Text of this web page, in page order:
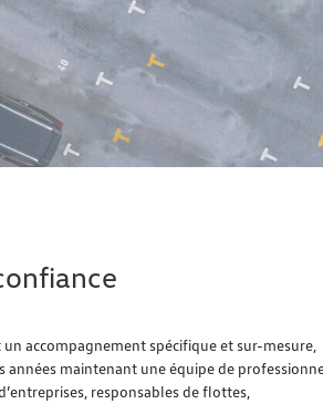
accompagnement spécifique et sur-mesure,
années maintenant une équipe de
responsables de flottes,